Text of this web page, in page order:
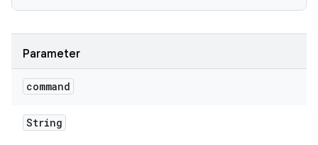
Parameter
command
String